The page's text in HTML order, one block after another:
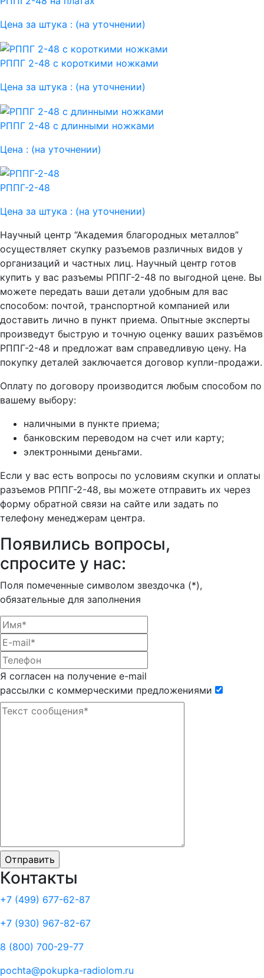
Цена за штука : (на уточнении)
РППГ 2-48 с короткими ножками
Цена за штука : (на уточнении)
РППГ 2-48 с длинными ножками
Цена : (на уточнении)
РППГ-2-48
Цена за штука : (на уточнении)
Научный центр “Академия благородных металлов”
осуществляет скупку разъемов различных видов у
организаций и частных лиц. Научный центр готов
купить у вас разъемы РППГ-2-48 по выгодной цене. Вы
можете передать ваши детали удобным для вас
способом: почтой, транспортной компанией или
доставить лично в пункт приема. Опытные эксперты
произведут быструю и точную оценку ваших разъёмов
РППГ-2-48 и предложат вам справедливую цену. На
покупку деталей заключается договор купли-продажи.
Оплату по договору производится любым способом по
вашему выбору:
наличными в пункте приема;
банковским переводом на счет или карту;
электронными деньгами.
Если у вас есть вопросы по условиям скупки и оплаты
разъемов РППГ-2-48, вы можете отправить их через
форму обратной связи на сайте или задать по
телефону менеджерам центра.
Появились вопросы,
спросите у нас:
Поля помеченные символом звездочка (*),
обязательные для заполнения
Я согласен на получение e-mail
рассылки с коммерческими предложениями
Контакты
+7 (499) 677-62-87
+7 (930) 967-82-67
8 (800) 700-29-77
pochta@pokupka-radiolom.ru